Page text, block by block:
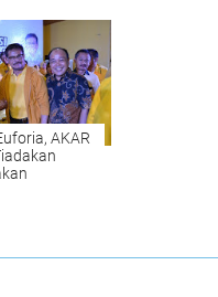
AKAR